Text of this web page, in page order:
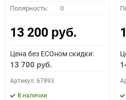
Полярность: 0
13 200 руб.
Цена без ECOном скидки:
13 700 руб.
Артикул: 67893
В наличии